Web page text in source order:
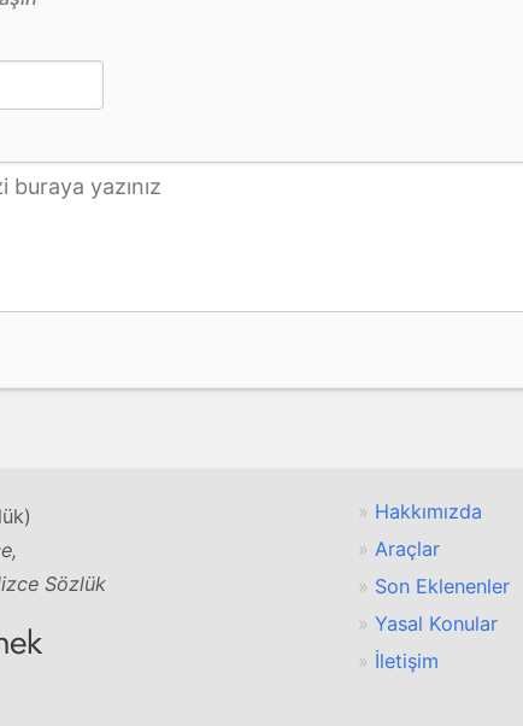
Sözlük
Hakkımızda
Araçlar
Son Eklenenler
Yasal Konular
İletişim